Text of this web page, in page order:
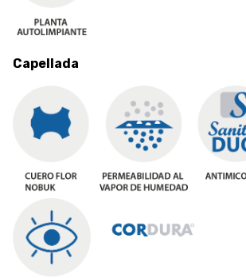
Capellada